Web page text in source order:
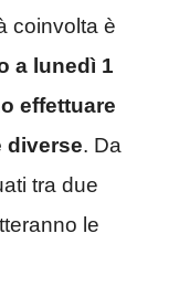
coinvolta è
a lunedì 1
effettuare
diverse. Da
tra due
le